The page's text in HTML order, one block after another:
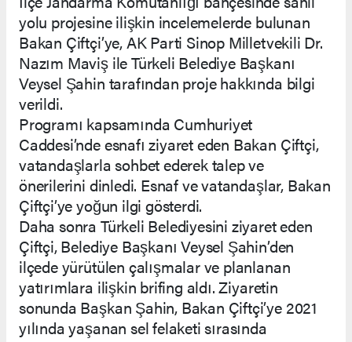
yolu projesine ilişkin incelemelerde bulunan
Bakan Çiftçi’ye, AK Parti Sinop Milletvekili Dr.
Nazım Maviş ile Türkeli Belediye Başkanı
Veysel Şahin tarafından proje hakkında bilgi
verildi.
Programı kapsamında Cumhuriyet
Caddesi’nde esnafı ziyaret eden Bakan Çiftçi,
vatandaşlarla sohbet ederek talep ve
önerilerini dinledi. Esnaf ve vatandaşlar, Bakan
Çiftçi’ye yoğun ilgi gösterdi.
Daha sonra Türkeli Belediyesini ziyaret eden
Çiftçi, Belediye Başkanı Veysel Şahin’den
ilçede yürütülen çalışmalar ve planlanan
yatırımlara ilişkin brifing aldı. Ziyaretin
sonunda Başkan Şahin, Bakan Çiftçi’ye 2021
yılında yaşanan sel felaketi sırasında